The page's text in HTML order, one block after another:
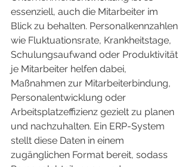
essenziell, auch die Mitarbeiter im
Blick zu behalten. Personalkennzahlen
wie Fluktuationsrate, Krankheitstage,
Schulungsaufwand oder Produktivität
je Mitarbeiter helfen dabei,
Maßnahmen zur Mitarbeiterbindung,
Personalentwicklung oder
Arbeitsplatzeffizienz gezielt zu planen
und nachzuhalten. Ein ERP-System
stellt diese Daten in einem
zugänglichen Format bereit, sodass